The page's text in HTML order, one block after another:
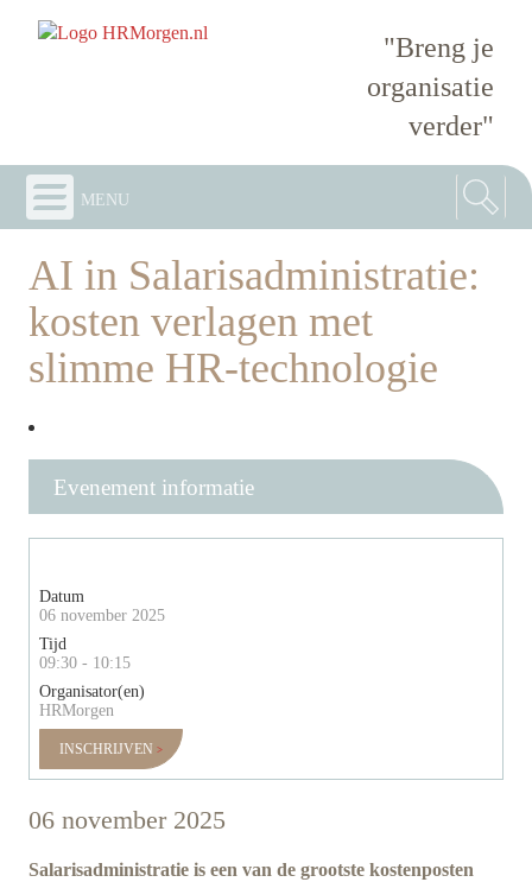
"Breng je
organisatie
verder"
menu
AI in Salarisadministratie:
kosten verlagen met
slimme HR-technologie
Evenement informatie
Datum
06 november 2025
Tijd
09:30 - 10:15
Organisator(en)
HRMorgen
INSCHRIJVEN
06 november 2025
Salarisadministratie is een van de grootste kostenposten